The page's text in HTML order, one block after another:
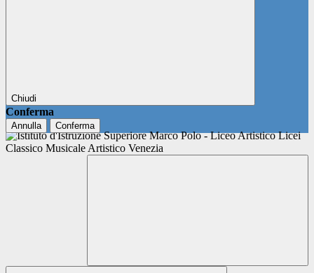
Chiudi
Conferma
Annulla Conferma